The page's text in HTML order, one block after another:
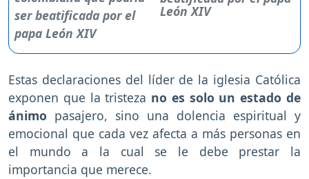
León XIV
Estas declaraciones del líder de la iglesia Católica
exponen que la tristeza no es solo un estado de
ánimo pasajero, sino una dolencia espiritual y
emocional que cada vez afecta a más personas en
el mundo a la cual se le debe prestar la
importancia que merece.